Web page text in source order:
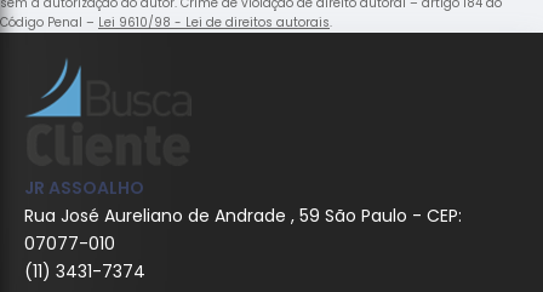
Código Penal – Lei 9610/98 - Lei de direitos autorais.
JR ASSOALHO
Rua José Aureliano de Andrade , 59 São Paulo - CEP:
07077-010
(11) 3431-7374